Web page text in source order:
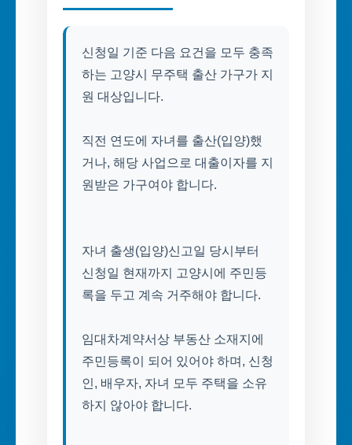
신청일 기준 다음 요건을 모두 충족
하는 고양시 무주택 출산 가구가 지
원 대상입니다.
직전 연도에 자녀를 출산(입양)했
거나, 해당 사업으로 대출이자를 지
원받은 가구여야 합니다.
자녀 출생(입양)신고일 당시부터
신청일 현재까지 고양시에 주민등
록을 두고 계속 거주해야 합니다.
임대차계약서상 부동산 소재지에
주민등록이 되어 있어야 하며, 신청
인, 배우자, 자녀 모두 주택을 소유
하지 않아야 합니다.